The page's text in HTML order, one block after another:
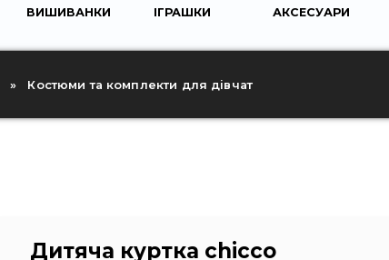
ВИШИВАНКИ ІГРАШКИ АКСЕСУАРИ
Костюми та комплекти для дівчат
Дитяча куртка chicco